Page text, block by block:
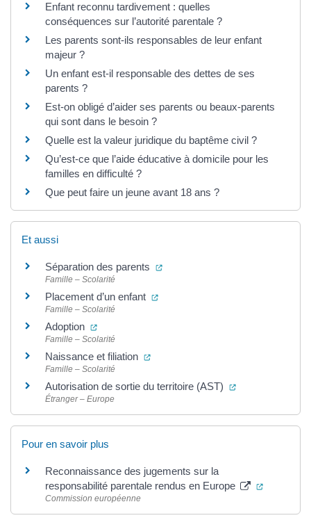
Enfant reconnu tardivement : quelles
conséquences sur l’autorité parentale ?
Les parents sont-ils responsables de leur enfant
majeur ?
Un enfant est-il responsable des dettes de ses
parents ?
Est-on obligé d’aider ses parents ou beaux-parents
qui sont dans le besoin ?
Quelle est la valeur juridique du baptême civil ?
Qu’est-ce que l’aide éducative à domicile pour les
familles en difficulté ?
Que peut faire un jeune avant 18 ans ?
Et aussi
Séparation des parents (ouverture dans un nouvel
Famille – Scolarité
Placement d’un enfant (ouverture dans un nouvel onglet)
Famille – Scolarité
Adoption (ouverture dans un nouvel onglet)
Famille – Scolarité
Naissance et filiation (ouverture dans un nouvel onglet)
Famille – Scolarité
Autorisation de sortie du territoire (AST) (ouverture dans
Étranger – Europe
Pour en savoir plus
Reconnaissance des jugements sur la
responsabilité parentale rendus en Europe
Commission européenne